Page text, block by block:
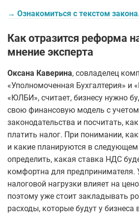
→ Ознакомиться с текстом
Как отразится реформа
мнение эксперта
Оксана Каверина, совладелец
«Уполномоченная Бухгалтерия» и
«ЮЛБИ», считает, бизнесу нужно
свою финансовую модель с
законодательства и посчитать,
платить налог. При понимании,
и какие планируются в следующем
определить, какая ставка НДС
комфортна для предпринимателя.
налоговой нагрузки влияет на
поэтому уже стоит закладывать
расходы, которые будут у бизнеса